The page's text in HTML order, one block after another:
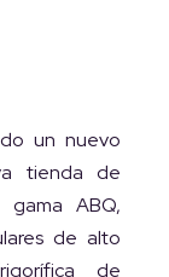
un nuevo
tienda de
ABQ,
de alto
de